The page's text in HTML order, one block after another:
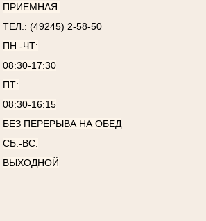
ПРИЕМНАЯ:
ТЕЛ.: (49245) 2-58-50
ПН.-ЧТ:
08:30-17:30
ПТ:
08:30-16:15
БЕЗ ПЕРЕРЫВА НА ОБЕД
СБ.-ВС:
ВЫХОДНОЙ